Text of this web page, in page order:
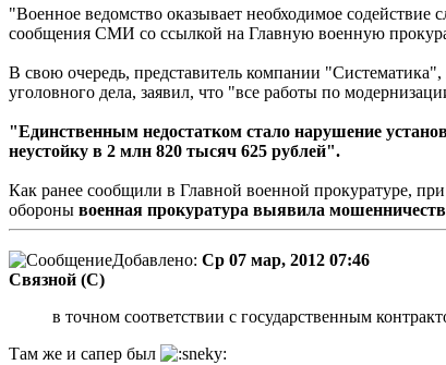
"Военное ведомство оказывает необходимое содействие
сообщения СМИ со ссылкой на Главную военную
В свою очередь, представитель компании
уголовного дела, заявил, что "все работы по
"Единственным недостатком стало нарушение
неустойку в 2 млн 820 тысяч 625 рублей".
Как ранее сообщили в Главной военной прокуратуре,
обороны военная прокуратура выявила
Добавлено: Ср 07 мар, 2012 07:46
Связной (С)
в точном соответствии с государственным
Там же и сапер был